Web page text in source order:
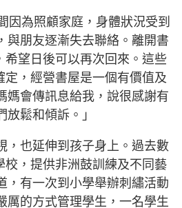
因為照顧家庭，身體狀況受到
與朋友逐漸失去聯絡。離開書
希望日後可以再次回來。這些
定，經營書屋是一個有價值及
媽會傳訊息給我，說很感謝有
鬆和傾訴。」
，也延伸到孩子身上。過去數
校，提供非洲鼓訓練及不同藝
，有一次到小學舉辦刺繡活動
厲的方式管理學生，一名學生